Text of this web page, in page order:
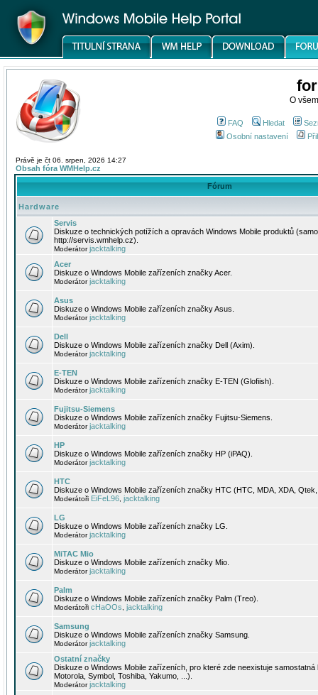
O
FAQ Hledat
Osobní nastavení
Právě je čt 06. srpen, 2026 14:27
Obsah fóra WMHelp.cz
Fórum
Hardware
Servis
Diskuze o technických potížích a opravách Windows Mobile produktů
http://servis.wmhelp.cz).
Moderátorjacktalking
Acer
Diskuze o Windows Mobile zařízeních značky Acer.
Moderátorjacktalking
Asus
Diskuze o Windows Mobile zařízeních značky Asus.
Moderátorjacktalking
Dell
Diskuze o Windows Mobile zařízeních značky Dell (Axim).
Moderátorjacktalking
E-TEN
Diskuze o Windows Mobile zařízeních značky E-TEN (Glofiish).
Moderátorjacktalking
Fujitsu-Siemens
Diskuze o Windows Mobile zařízeních značky Fujitsu-Siemens.
Moderátorjacktalking
HP
Diskuze o Windows Mobile zařízeních značky HP (iPAQ).
Moderátorjacktalking
HTC
Diskuze o Windows Mobile zařízeních značky HTC (HTC, MDA, XDA,
Moderátoři EiFeL96 jacktalking
LG
Diskuze o Windows Mobile zařízeních značky LG.
Moderátorjacktalking
MiTAC Mio
Diskuze o Windows Mobile zařízeních značky Mio.
Moderátorjacktalking
Palm
Diskuze o Windows Mobile zařízeních značky Palm (Treo).
Moderátoři cHaOOs jacktalking
Samsung
Diskuze o Windows Mobile zařízeních značky Samsung.
Moderátorjacktalking
Ostatní značky
Diskuze o Windows Mobile zařízeních, pro které zde neexistuje
Motorola, Symbol, Toshiba, Yakumo, ...).
Moderátorjacktalking